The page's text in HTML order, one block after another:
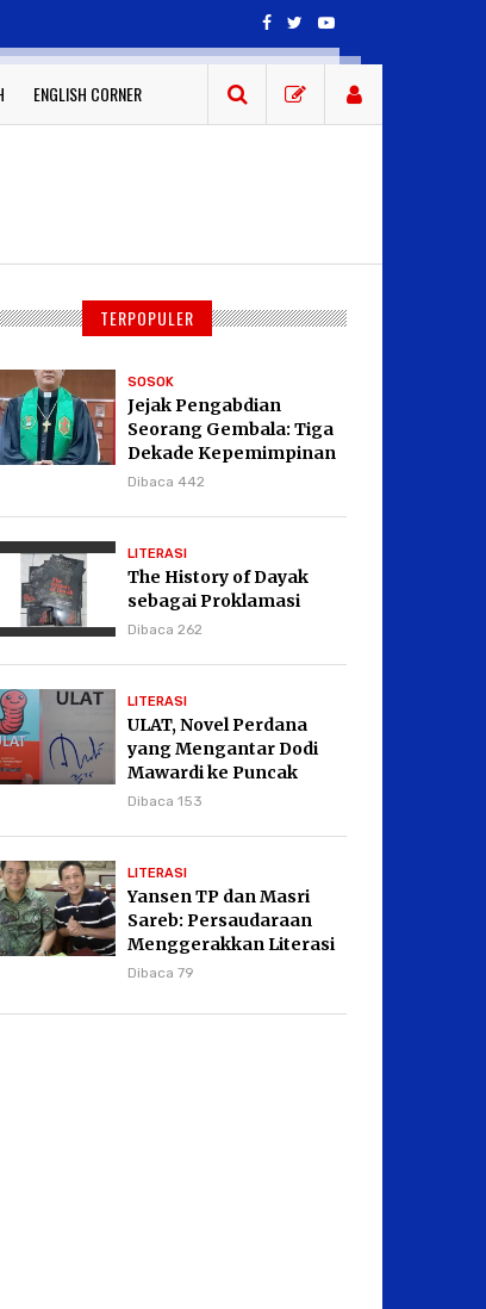
ENGLISH CORNER
TERPOPULER
SOSOK
Jejak Pengabdian
Seorang Gembala: Tiga
Dekade Kepemimpinan
Pdt. Dr. Yulius Daud di
Dibaca 442
LITERASI
The History of Dayak
sebagai Proklamasi
Dibaca 262
LITERASI
ULAT, Novel Perdana
yang Mengantar Dodi
Mawardi ke Puncak
Karier Kepenulisan
Dibaca 153
LITERASI
Yansen TP dan Masri
Sareb: Persaudaraan
Menggerakkan Literasi
Borneo
Dibaca 79